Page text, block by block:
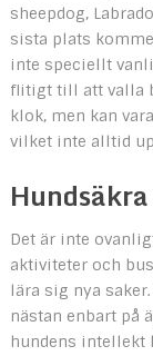
sheepdog,
sista plats
inte speciellt
flitigt till att valla
klok, men kan
vilket inte alltid
Det är inte
aktiviteter och
lära sig nya
nästan enbart på
hundens intellekt